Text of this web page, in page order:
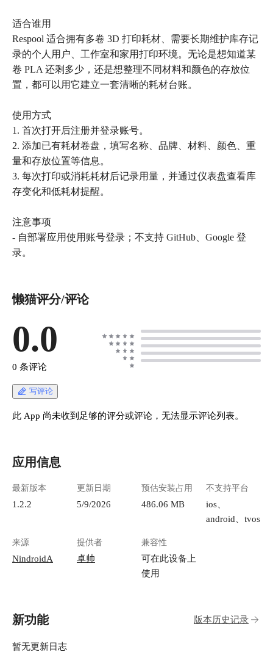
适合谁用
Respool 适合拥有多卷 3D 打印耗材、需要长期维护库存记
录的个人用户、工作室和家用打印环境。无论是想知道某
卷 PLA 还剩多少，还是想整理不同材料和颜色的存放位
置，都可以用它建立一套清晰的耗材台账。
使用方式
1. 首次打开后注册并登录账号。
2. 添加已有耗材卷盘，填写名称、品牌、材料、颜色、重
量和存放位置等信息。
3. 每次打印或消耗耗材后记录用量，并通过仪表盘查看库
存变化和低耗材提醒。
注意事项
- 自部署应用使用账号登录；不支持 GitHub、Google 登
懒猫评分/评论
0.0
0 条评论
写评论
此 App 尚未收到足够的评分或评论，无法显示评论列表。
应用信息
最新版本
1.2.2
更新日期
5/9/2026
预估安装占用
486.06 MB
不支持平台
ios、
android、tvos
来源
NindroidA
提供者
卓帅
兼容性
可在此设备上
使用
新功能 版本历史记录
暂无更新日志